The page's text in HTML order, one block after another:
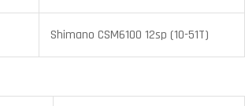
Shimano CSM6100 12sp (10-51T)